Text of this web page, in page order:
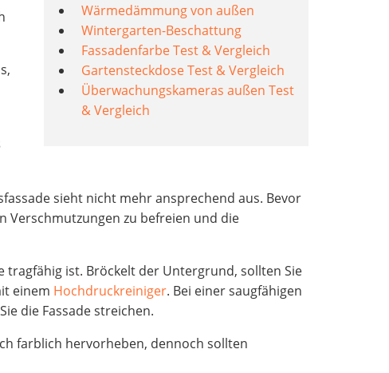
Wärmedämmung von außen
Wintergarten-Beschattung
Fassadenfarbe Test & Vergleich
Gartensteckdose Test & Vergleich
Überwachungskameras außen Test
& Vergleich
sieht nicht mehr ansprechend aus. Bevor
Verschmutzungen zu befreien und die
tragfähig ist. Bröckelt der Untergrund, sollten Sie
einem Hochdruckreiniger. Bei einer saugfähigen
die Fassade streichen.
farblich hervorheben, dennoch sollten